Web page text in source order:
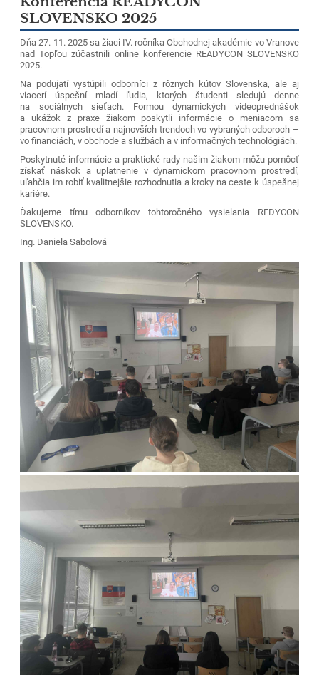
SLOVENSKO 2025
Dňa 27. 11. 2025 sa žiaci IV. ročníka Obchodnej akadémie vo Vranove
nad Topľou zúčastnili online konferencie READYCON SLOVENSKO
2025.
Na podujatí vystúpili odborníci z rôznych kútov Slovenska, ale aj
viacerí úspešní mladí ľudia, ktorých študenti sledujú denne
na sociálnych sieťach. Formou dynamických videoprednášok
a ukážok z praxe žiakom poskytli informácie o meniacom sa
pracovnom prostredí a najnovších trendoch vo vybraných odboroch –
vo financiách, v obchode a službách a v informačných technológiách.
Poskytnuté informácie a praktické rady našim žiakom môžu pomôcť
získať náskok a uplatnenie v dynamickom pracovnom prostredí,
uľahčia im robiť kvalitnejšie rozhodnutia a kroky na ceste k úspešnej
kariére.
Ďakujeme tímu odborníkov tohtoročného vysielania REDYCON
SLOVENSKO.
Ing. Daniela Sabolová